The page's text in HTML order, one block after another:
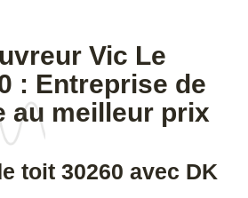
Vic Le
: Entreprise de
au meilleur prix
toit 30260 avec DK